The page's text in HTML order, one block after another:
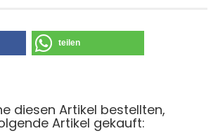
teilen
diesen Artikel bestellten,
Artikel gekauft: